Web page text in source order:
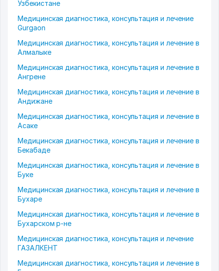
Узбекистане
Медицинская диагностика, консультация и лечение
Gurgaon
Медицинская диагностика, консультация и лечение в
Алмалыке
Медицинская диагностика, консультация и лечение в
Ангрене
Медицинская диагностика, консультация и лечение в
Андижане
Медицинская диагностика, консультация и лечение в
Асаке
Медицинская диагностика, консультация и лечение в
Бекабаде
Медицинская диагностика, консультация и лечение в
Буке
Медицинская диагностика, консультация и лечение в
Бухаре
Медицинская диагностика, консультация и лечение в
Бухарском р-не
Медицинская диагностика, консультация и лечение
ГАЗАЛКЕНТ
Медицинская диагностика, консультация и лечение в